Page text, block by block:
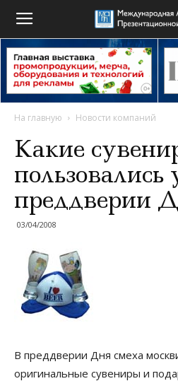
На главную Новости компаний
Какие
пользовались
преддверии
03/04/2008
В преддверии Дня смеха
оригинальные сувениры и